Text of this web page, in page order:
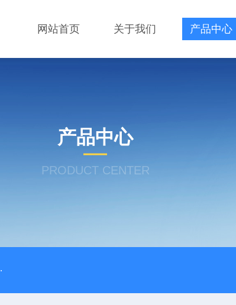
网站首页 关于我们 产品中心
产品中心
PRODUCT CENTER
HSX-150HSX-150恒温恒湿培养箱（液晶屏幕控制器）